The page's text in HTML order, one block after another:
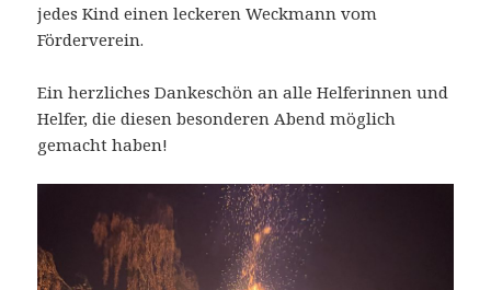
jedes Kind einen leckeren Weckmann vom
Förderverein.
Ein herzliches Dankeschön an alle Helferinnen und
Helfer, die diesen besonderen Abend möglich
gemacht haben!